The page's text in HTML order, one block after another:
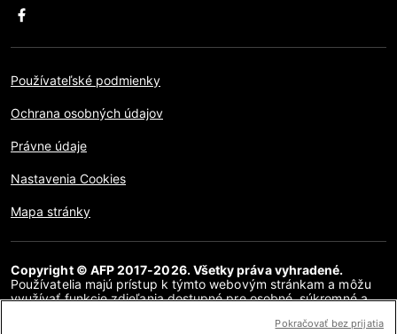
Používateľské podmienky
Ochrana osobných údajov
Právne údaje
Nastavenia Cookies
Mapa stránky
Copyright © AFP 2017-2026. Všetky práva vyhradené.
Používatelia majú prístup k týmto webovým stránkam a môžu
využívať funkcie zdieľania dostupné pre osobné, súkromné a
reprodukcia, komunikácia pre verejnosť alebo distribúcia
Pokračovať bez prijatia